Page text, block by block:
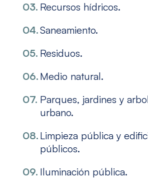
Recursos hídricos.
Saneamiento.
Residuos.
Medio natural.
Parques, jardines y
urbano.
Limpieza pública y
públicos.
Iluminación pública.